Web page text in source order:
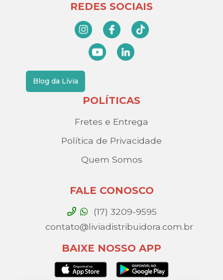
REDES SOCIAIS
Blog da Lívia
POLÍTICAS
Fretes e Entrega
Política de Privacidade
Quem Somos
FALE CONOSCO
(17) 3209-9595
contato@liviadistribuidora.com.br
BAIXE NOSSO APP